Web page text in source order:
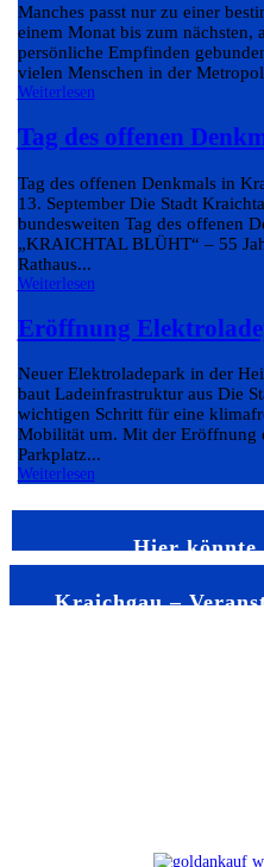
Manches passt nur zu einer
einem Monat bis zum nächsten,
persönliche Empfinden
vielen Menschen in der
Weiterlesen
Tag des offenen
Tag des offenen Denkmals in
13. September Die Stadt
bundesweiten Tag des offenen
„KRAICHTAL BLÜHT“ – 55
Rathaus...
Weiterlesen
Eröffnung
Neuer Elektroladepark in der
baut Ladeinfrastruktur aus Die
wichtigen Schritt für eine
Mobilität um. Mit der Eröffnung
Parkplatz...
Weiterlesen
Hier
Kraichgau –